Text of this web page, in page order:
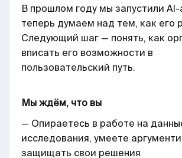
В прошлом году мы запустили AI-
теперь думаем над тем, как его
Следующий шаг — понять, как
вписать его возможности в
пользовательский путь.
Мы ждём, что вы
— Опираетесь в работе на
исследования, умеете
защищать свои решения